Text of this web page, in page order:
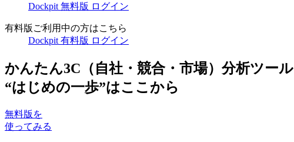
Dockpit 無料版 ログイン
有料版ご利用中の方はこちら
Dockpit 有料版 ログイン
かんたん3C（自社・競合・市場）分析ツール
“はじめの一歩”はここから
無料版を
使ってみる